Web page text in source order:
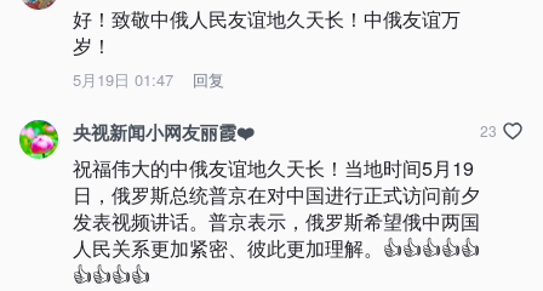
好！致敬中俄人民友谊地久天长！中俄友谊万
岁！
5月19日 01:47 回复
央视新闻小网友丽霞❤️
祝福伟大的中俄友谊地久天长！当地时间5月19
日，俄罗斯总统普京在对中国进行正式访问前夕
发表视频讲话。普京表示，俄罗斯希望俄中两国
人民关系更加紧密、彼此更加理解。👍👍👍👍👍
👍👍👍👍
23